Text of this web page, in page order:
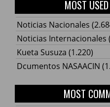
MOST
Noticias Nacionales
Noticias Internacionales
Kueta Susuza (1.220)
Dcumentos NASAACIN
MOST